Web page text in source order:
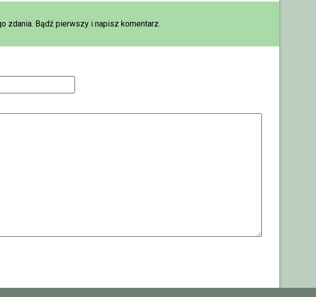
zdania. Bądź pierwszy i napisz komentarz.